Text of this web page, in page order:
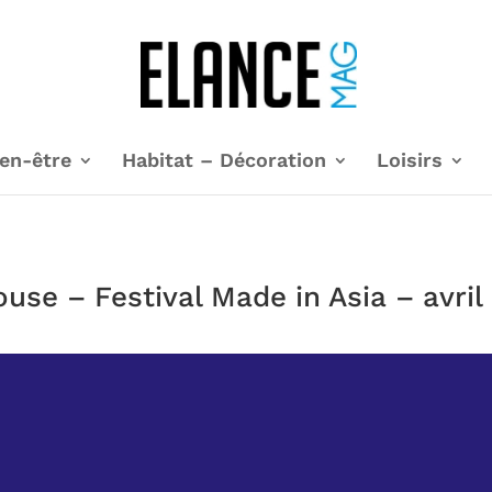
être Habitat – Décoration Loisirs
– Festival Made in Asia – avril